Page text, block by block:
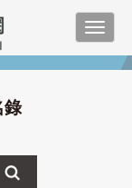
錄